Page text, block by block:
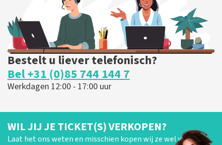
Bestelt u liever telefonisch?
Bel +31 (0)85 744 144 7
Werkdagen 12:00 - 17:00 uur
WIL JIJ JE TICKET(S) VERKOPEN?
Laat het ons weten en misschien kopen wij ze wel van je!